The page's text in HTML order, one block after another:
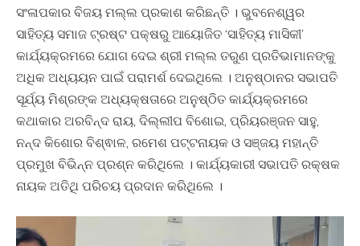
ସଂଳାପକାର ବିଜୟ ମଲ୍ଲ ପ୍ରକାଶ କରିଛନ୍ତି । ଭୁବନେଶ୍ୱର
ସାହିତ୍ୟ ସମାଜ ଟ୍ରଷ୍ଟ ପକ୍ଷରୁ ଆୟୋଜିତ ‘ସାହିତ୍ୟ ମାସିକୀ’
କାର୍ଯ୍ୟକ୍ରମରେ ଯୋଗ ଦେଇ ଶ୍ରୀ ମଲ୍ଲ ତରୁଣ ପ୍ରତିଭାମାନଙ୍କୁ
ଅଧିକ ଅଧ୍ୟୟନ ପାଇଁ ପରାମର୍ଶ ଦେଇଥିଲେ । ଅନୁଷ୍ଠାନର ସଭାପତି
ସୂର୍ଯ୍ୟ ମିଶ୍ରଙ୍କ ଅଧ୍ୟକ୍ଷତାରେ ଅନୁଷ୍ଠିତ କାର୍ଯ୍ୟକ୍ରମରେ
କଥାକାର ଅରବିନ୍ଦ ରାୟ, ଦିଲ୍ଲୀପ ବିଶୋଇ, ପ୍ରିୟରଞ୍ଜନ ସାହୁ,
ନନ୍ଦ କିଶୋର ବିଶ୍ଵାଳ, ରମେଶ ପଟ୍ଟନାୟକ ଓ ସଞ୍ଜୟ ମହାନ୍ତି
ପ୍ରମୁଖ ବିଭିନ୍ନ ପ୍ରଶ୍ନ କରିଥିଲେ । କାର୍ଯ୍ୟକାରୀ ସଭାପତି ରକ୍ଷକ
ନାୟକ ଅତିଥି ପରିଚୟ ପ୍ରଦାନ କରିଥିଲେ ।